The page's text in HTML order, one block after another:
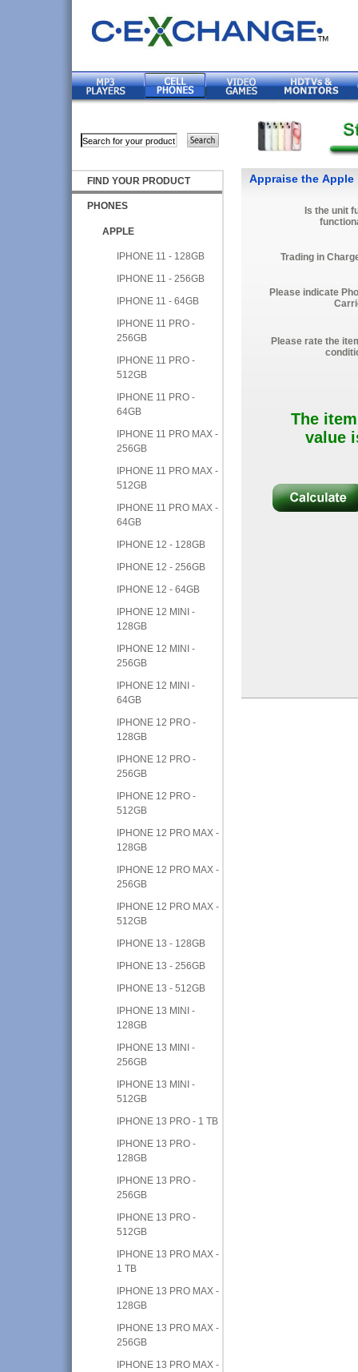
FIND YOUR PRODUCT
PHONES
APPLE
IPHONE 11 - 128GB
IPHONE 11 - 256GB
IPHONE 11 - 64GB
IPHONE 11 PRO -
256GB
IPHONE 11 PRO -
512GB
IPHONE 11 PRO -
64GB
IPHONE 11 PRO MAX -
256GB
IPHONE 11 PRO MAX -
512GB
IPHONE 11 PRO MAX -
64GB
IPHONE 12 - 128GB
IPHONE 12 - 256GB
IPHONE 12 - 64GB
IPHONE 12 MINI -
128GB
IPHONE 12 MINI -
256GB
IPHONE 12 MINI -
64GB
IPHONE 12 PRO -
128GB
IPHONE 12 PRO -
256GB
IPHONE 12 PRO -
512GB
IPHONE 12 PRO MAX -
128GB
IPHONE 12 PRO MAX -
256GB
IPHONE 12 PRO MAX -
512GB
IPHONE 13 - 128GB
IPHONE 13 - 256GB
IPHONE 13 - 512GB
IPHONE 13 MINI -
128GB
IPHONE 13 MINI -
256GB
IPHONE 13 MINI -
512GB
IPHONE 13 PRO - 1 TB
IPHONE 13 PRO -
128GB
IPHONE 13 PRO -
256GB
IPHONE 13 PRO -
512GB
IPHONE 13 PRO MAX -
1 TB
IPHONE 13 PRO MAX -
128GB
IPHONE 13 PRO MAX -
256GB
IPHONE 13 PRO MAX -
Appraise the Apple
Is the unit
Trading in
Please indicate
Please rate the
The
value